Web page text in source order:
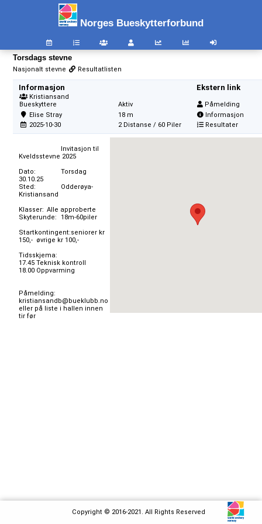
Norges Bueskytterforbund
Torsdags stevne
Nasjonalt stevne Resultatlisten
Informasjon
Kristiansand
Bueskyttere
Elise Stray
2025-10-30
Aktiv
18 m
2 Distanse / 60 Piler
Ekstern link
Påmelding
Informasjon
Resultater
Kveldsstevne 2025
Dato:		Torsdag
30.10.25
Sted:		Odderøya-
Kristiansand
Klasser:	Alle approberte
Skyterunde:	18m-60piler
Startkontingent:seniorer kr
150,-  øvrige kr 100,-
Tidsskjema:
17.45 Teknisk kontroll
18.00 Oppvarming
Påmelding:
kristiansandb@bueklubb.no
eller på liste i hallen innen
tir før
Copyright © 2016-2021. All Rights Reserved